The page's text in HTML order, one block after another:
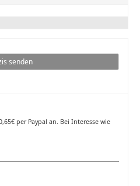
senden
per Paypal an. Bei Interesse wie